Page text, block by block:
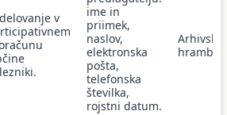
v
ime in
priimek,
naslov,
elektronska
pošta,
telefonska
številka,
rojstni datum.
Arhivska
hramba.